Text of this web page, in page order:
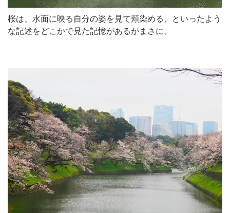
桜は、水面に映る自分の姿を見て頬染める、といったよう
な記述をどこかで見た記憶があるがまさに。